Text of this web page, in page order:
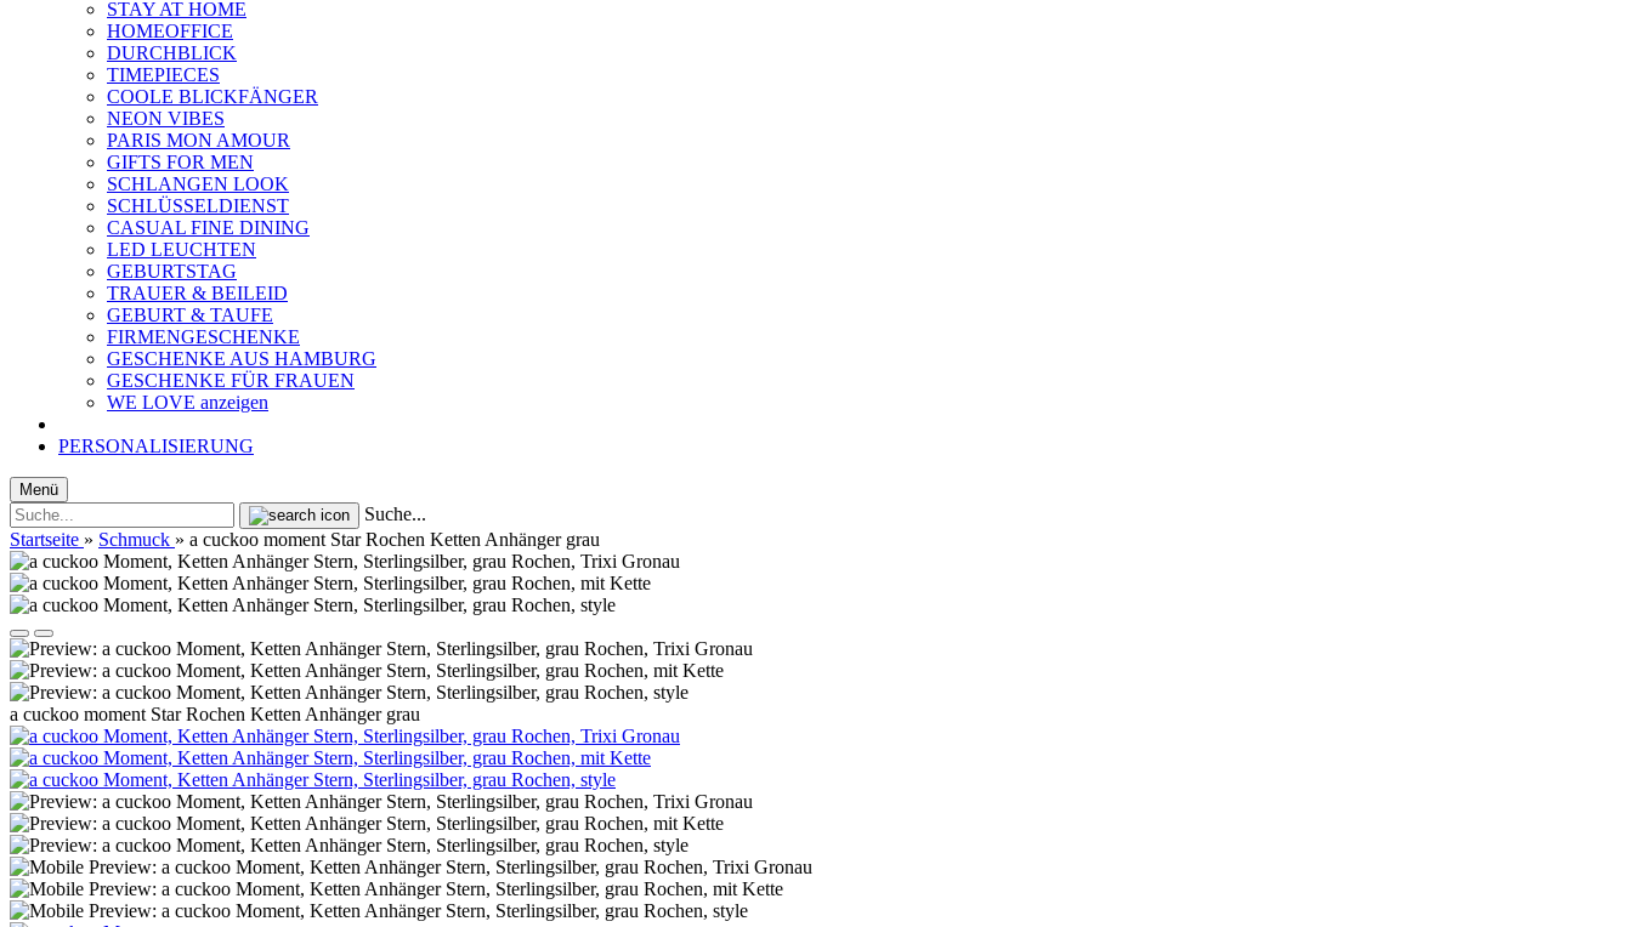
STAY AT HOME
HOMEOFFICE
DURCHBLICK
TIMEPIECES
COOLE BLICKFÄNGER
NEON VIBES
PARIS MON AMOUR
GIFTS FOR MEN
SCHLANGEN LOOK
SCHLÜSSELDIENST
CASUAL FINE DINING
LED LEUCHTEN
GEBURTSTAG
TRAUER & BEILEID
GEBURT & TAUFE
FIRMENGESCHENKE
GESCHENKE AUS HAMBURG
GESCHENKE FÜR FRAUEN
WE LOVE anzeigen
PERSONALISIERUNG
Menü
Suche...
Startseite » Schmuck » a cuckoo moment Star Rochen Ketten Anhänger grau
a cuckoo moment Star Rochen Ketten Anhänger grau